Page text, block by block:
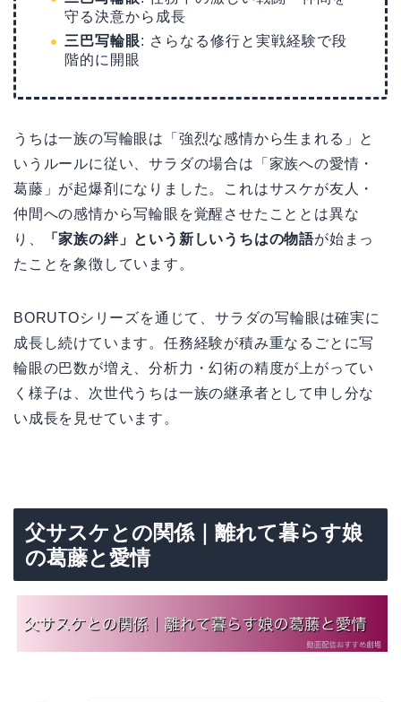
守る決意から成長
三巴写輪眼: さらなる修行と実戦経験で段
階的に開眼
うちは一族の写輪眼は「強烈な感情から生まれる」と
いうルールに従い、サラダの場合は「家族への愛情・
葛藤」が起爆剤になりました。これはサスケが友人・
仲間への感情から写輪眼を覚醒させたこととは異な
り、
「家族の絆」という新しいうちはの物語が始まっ
たことを象徴しています。
BORUTOシリーズを通じて、サラダの写輪眼は確実に
成長し続けています。任務経験が積み重なるごとに写
輪眼の巴数が増え、分析力・幻術の精度が上がってい
く様子は、次世代うちは一族の継承者として申し分な
い成長を見せています。
父サスケとの関係｜離れて暮らす娘
の葛藤と愛情